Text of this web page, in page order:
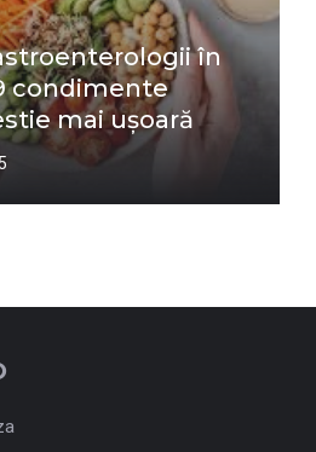
în
condimente
mai ușoară